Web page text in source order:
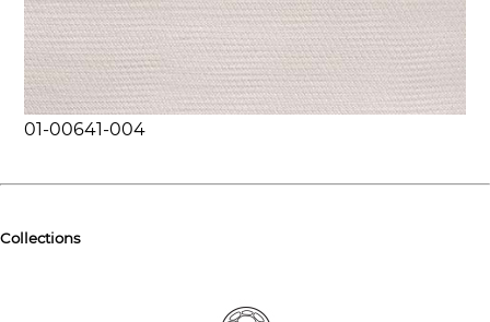
01-00641-004
Collections